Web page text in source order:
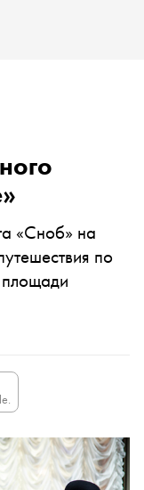
«Сноб» на
по